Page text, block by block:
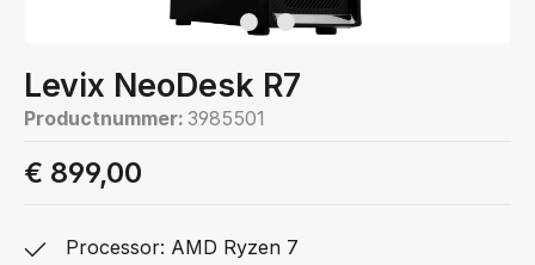
Levix NeoDesk R7
Productnummer: 3985501
€ 899,00
Processor: AMD Ryzen 7